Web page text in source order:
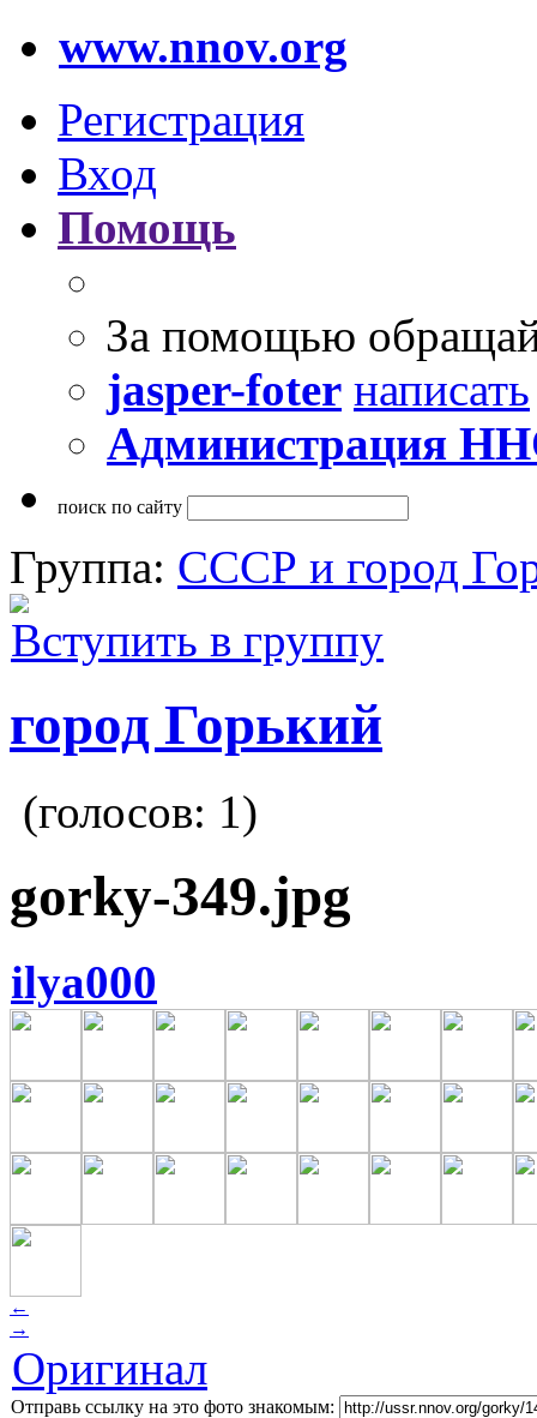
www.nnov.org
Регистрация
Вход
Помощь
За помощью
jasper-foter написать
Администрация
поиск по сайту
Группа: СССР и город
Вступить в группу
город Горький
(голосов: 1)
gorky-349.jpg
ilya000
←
→
Оригинал
Отправь ссылку на это фото знакомым: